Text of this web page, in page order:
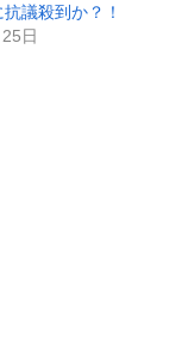
議殺到か？！
日